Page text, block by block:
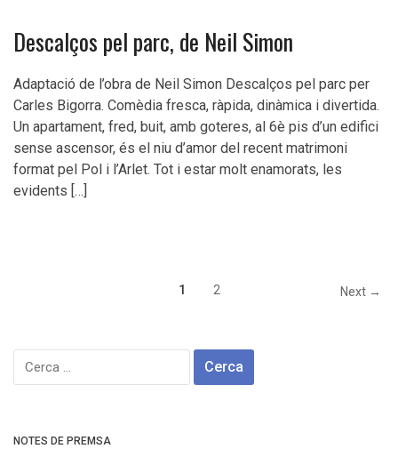
Descalços pel parc, de Neil Simon
Adaptació de l’obra de Neil Simon Descalços pel parc per
Carles Bigorra. Comèdia fresca, ràpida, dinàmica i divertida.
Un apartament, fred, buit, amb goteres, al 6è pis d’un edifici
sense ascensor, és el niu d’amor del recent matrimoni
format pel Pol i l’Arlet. Tot i estar molt enamorats, les
evidents […]
1 2 Next →
Cerca:
NOTES DE PREMSA